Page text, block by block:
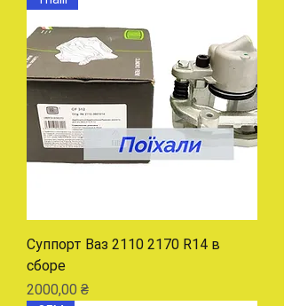
Суппорт Ваз 2110 2170 R14 в
сборе
Цена
2000,00 ₴